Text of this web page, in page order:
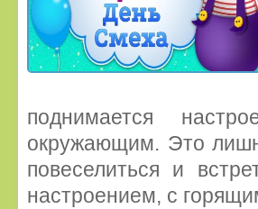
поднимается
окружающим. Это
повеселиться и
настроением, с